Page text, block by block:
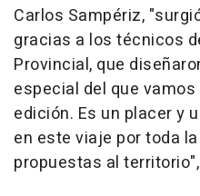
Carlos Sampériz,
gracias a los técnicos
Provincial, que
especial del que
edición. Es un placer y
en este viaje por toda
propuestas al